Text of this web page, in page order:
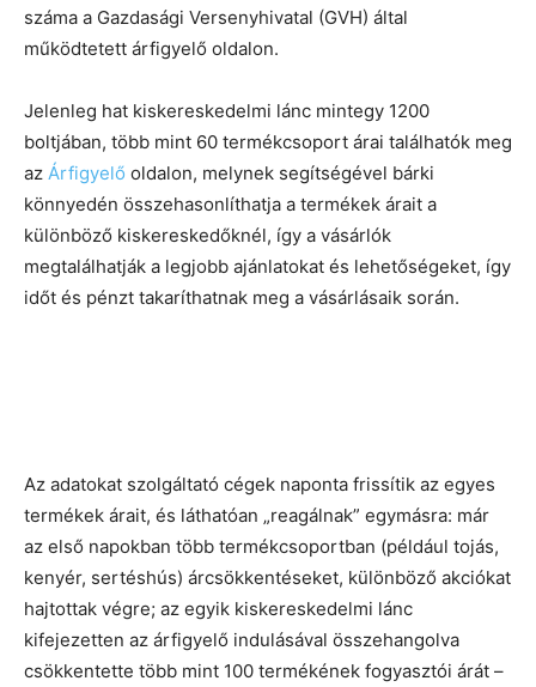
száma a Gazdasági Versenyhivatal (GVH) által
működtetett árfigyelő oldalon.
Jelenleg hat kiskereskedelmi lánc mintegy 1200
boltjában, több mint 60 termékcsoport árai találhatók meg
az Árfigyelő oldalon, melynek segítségével bárki
könnyedén összehasonlíthatja a termékek árait a
különböző kiskereskedőknél, így a vásárlók
megtalálhatják a legjobb ajánlatokat és lehetőségeket, így
időt és pénzt takaríthatnak meg a vásárlásaik során.
Az adatokat szolgáltató cégek naponta frissítik az egyes
termékek árait, és láthatóan „reagálnak” egymásra: már
az első napokban több termékcsoportban (például tojás,
kenyér, sertéshús) árcsökkentéseket, különböző akciókat
hajtottak végre; az egyik kiskereskedelmi lánc
kifejezetten az árfigyelő indulásával összehangolva
csökkentette több mint 100 termékének fogyasztói árát –